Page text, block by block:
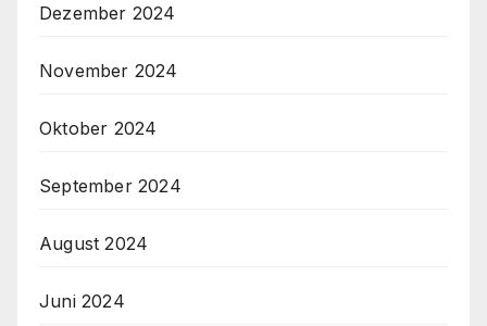
Dezember 2024
November 2024
Oktober 2024
September 2024
August 2024
Juni 2024